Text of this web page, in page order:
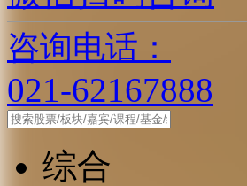
咨询电话：
021-62167888
综合